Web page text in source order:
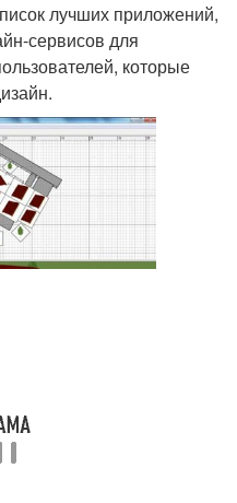
лучших приложений,
сервисов для
которые